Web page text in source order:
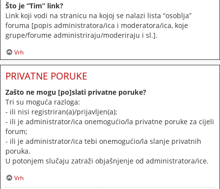
Što je “Tim” link?
Link koji vodi na stranicu na kojoj se nalazi lista “osoblja”
foruma [popis administratora/ica i moderatora/ica, koje
grupe/forume administriraju/moderiraju i sl.].
Vrh
PRIVATNE PORUKE
Zašto ne mogu [po]slati privatne poruke?
Tri su moguća razloga:
- ili nisi registriran(a)/prijavljen(a);
- ili je administrator/ica onemogućio/la privatne poruke za cijeli
forum;
- ili je administrator/ica tebi onemogućio/la slanje privatnih
poruka.
U potonjem slučaju zatraži objašnjenje od administratora/ice.
Vrh